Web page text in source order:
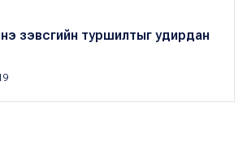
зэвсгийн туршилтыг удирдан